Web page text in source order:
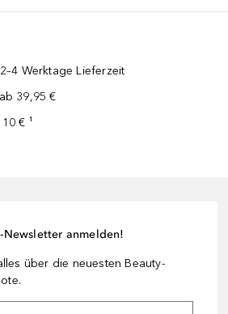
Werktage Lieferzeit
39,95 €
€ ¹
Newsletter anmelden!
über die neuesten Beauty-